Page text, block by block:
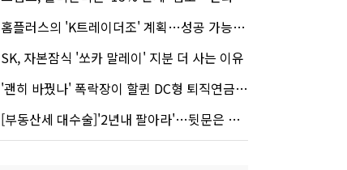
홈플러스의 'K트레이더조' 계획…성공 가능성은 '글쎄'
SK, 자본잠식 '쏘카 말레이' 지분 더 사는 이유
'괜히 바꿨나' 폭락장이 할퀸 DC형 퇴직연금…전문가 조언은
[부동산세 대수술]'2년내 팔아라'…뒷문은 열었다